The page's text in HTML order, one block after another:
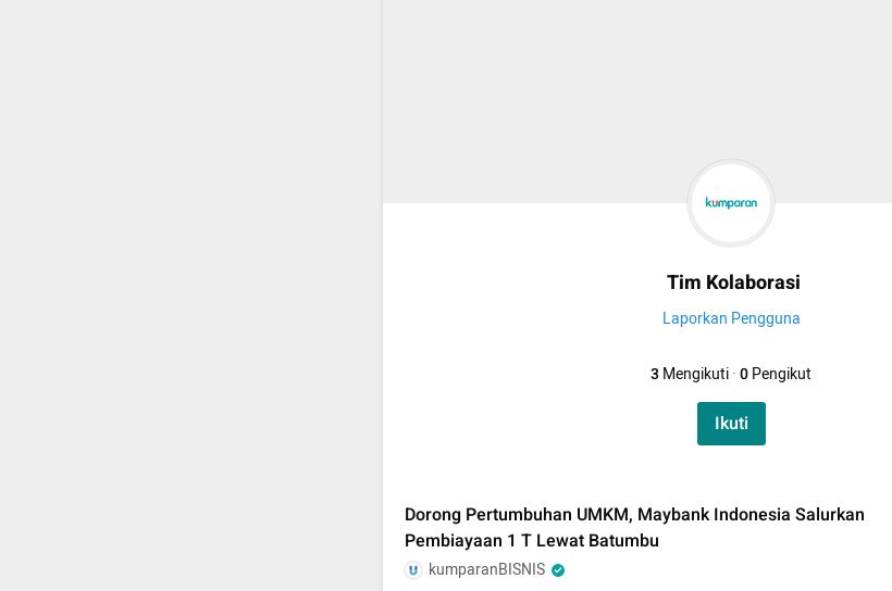
Tim Kolaborasi
Laporkan Pengguna
3Mengikuti·0Pengikut
Ikuti
Dorong Pertumbuhan UMKM, Maybank Indonesia Salurkan
Pembiayaan 1 T Lewat Batumbu
kumparanBISNIS